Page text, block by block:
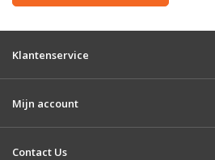
Klantenservice
Mijn account
Contact Us